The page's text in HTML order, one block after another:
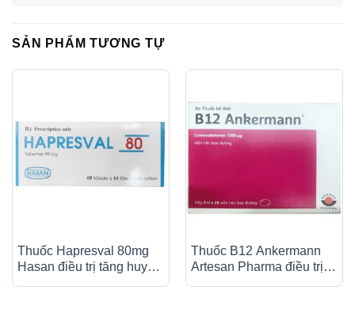
SẢN PHẨM TƯƠNG TỰ
Thuốc Hapresval 80mg
Hasan điều trị tăng huyết
Thuốc B12 Ankermann
Artesan Pharma điều trị